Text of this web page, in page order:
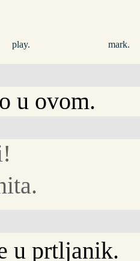
play. mark.
u ovom.
prtljanik.